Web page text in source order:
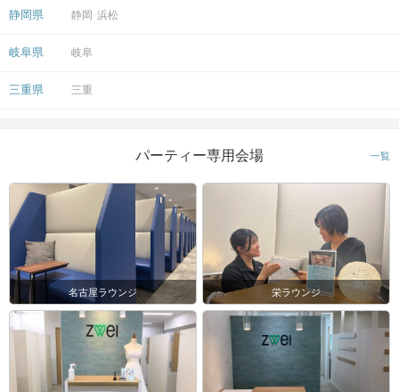
ご自身ですぐに専門医へのご相談をお願い致します。
アクセス
愛知県名古屋市中区栄３丁目１３−１
マップ・アクセス案内を見る
注意事項
15分前より受付開始。2時間程度を予
定しております。
静岡県 静岡 浜松
岐阜県 岐阜
三重県 三重
パーティー専用会場 一覧
名古屋ラウンジ 栄ラウンジ